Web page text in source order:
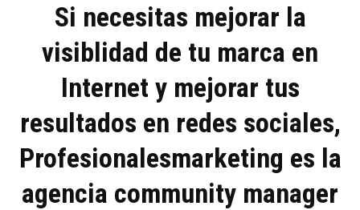
Si necesitas mejorar la
visiblidad de tu marca en
Internet y mejorar tus
resultados en redes sociales,
Profesionalesmarketing es la
agencia community manager